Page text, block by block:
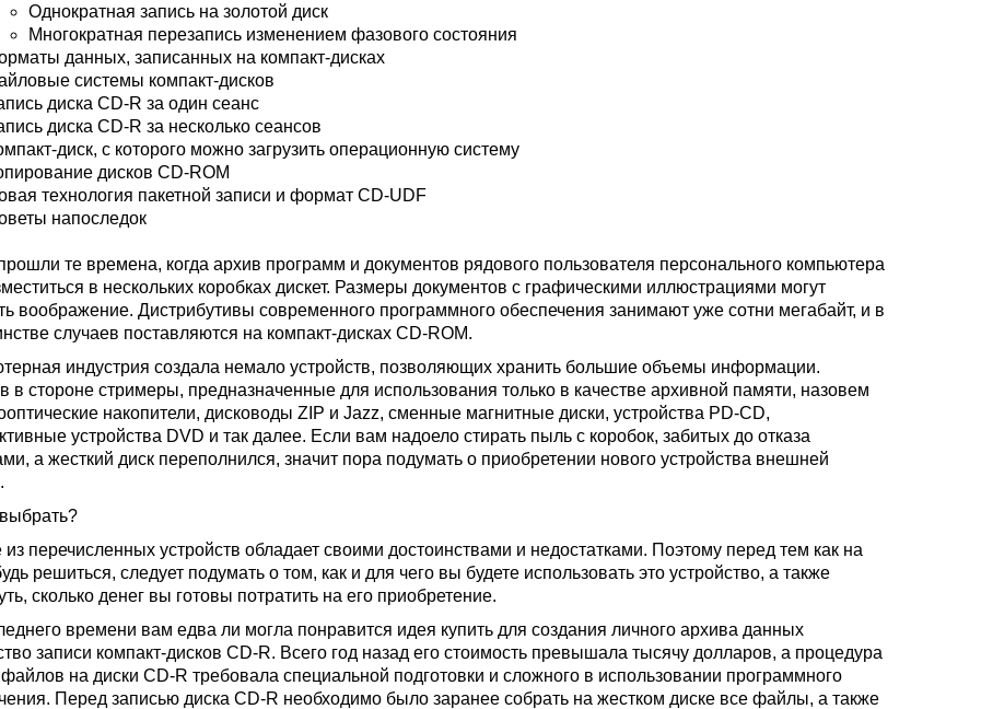
Однократная запись на золотой диск
Многократная перезапись изменением фазового состояния
данных, записанных на компакт-дисках
системы компакт-дисков
диска CD-R за один сеанс
диска CD-R за несколько сеансов
диск, с которого можно загрузить операционную систему
дисков CD-ROM
технология пакетной записи и формат CD-UDF
напоследок
те времена, когда архив программ и документов рядового пользователя персонального компьютера
в нескольких коробках дискет. Размеры документов с графическими иллюстрациями могут
воображение. Дистрибутивы современного программного обеспечения занимают уже сотни мегабайт, и в
случаев поставляются на компакт-дисках CD-ROM.
индустрия создала немало устройств, позволяющих хранить большие объемы информации.
в стороне стримеры, предназначенные для использования только в качестве архивной памяти, назовем
накопители, дисководы ZIP и Jazz, сменные магнитные диски, устройства PD-CD,
устройства DVD и так далее. Если вам надоело стирать пыль с коробок, забитых до отказа
а жесткий диск переполнился, значит пора подумать о приобретении нового устройства внешней
из перечисленных устройств обладает своими достоинствами и недостатками. Поэтому перед тем как на
решиться, следует подумать о том, как и для чего вы будете использовать это устройство, а также
сколько денег вы готовы потратить на его приобретение.
времени вам едва ли могла понравится идея купить для создания личного архива данных
записи компакт-дисков CD-R. Всего год назад его стоимость превышала тысячу долларов, а процедура
на диски CD-R требовала специальной подготовки и сложного в использовании программного
Перед записью диска CD-R необходимо было заранее собрать на жестком диске все файлы, а также